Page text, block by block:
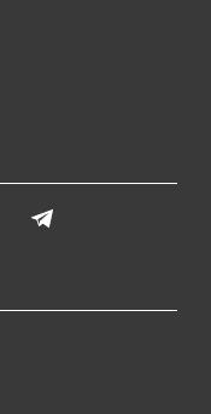
LinkedIn